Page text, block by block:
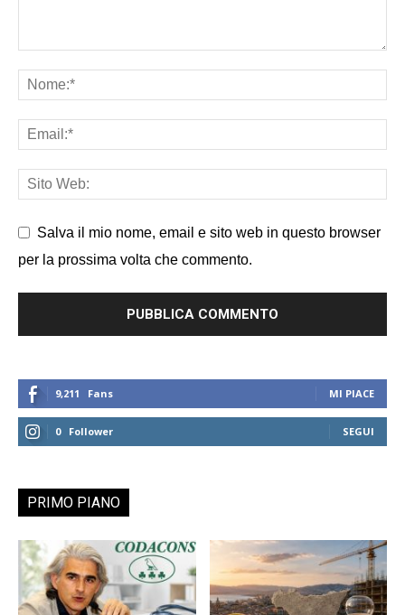
Salva il mio nome, email e sito web in questo browser
per la prossima volta che commento.
9,211 Fans MI PIACE
0 Follower SEGUI
PRIMO PIANO